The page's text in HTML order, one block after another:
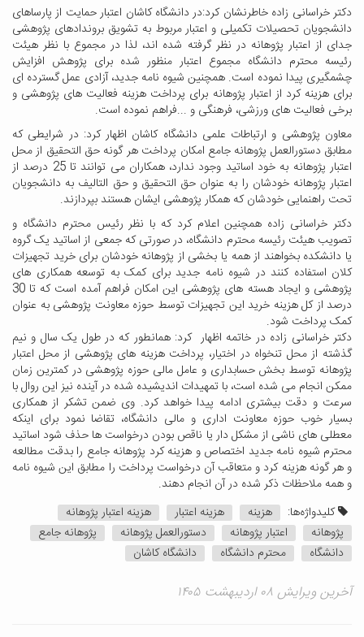
دکتر خراسانی زاده خاطرنشان کرد:در دانشگاه کاشان اعتبار حمایت از پارساهای
دانشجویان تحصیلات تکمیلی و اعتبار مربوط به تشویق بروندادهای پژوهشی
جدای از اعتبار پژوهانه در نظر گرفته شده اند، لذا در مجموع با نظر هیئت
رئیسه محترم دانشگاه مجموع اعتبار منظور شده برای پژوهش افزایش
چشمگیری پیدا نموده است. همچنین شیوه نامه جدید، آزادی عمل گسترده ای
برای هزینه کرد از اعتبار پژوهانه برای پرداخت هزینه فعالیت های پژوهشی و
برخی فعالیت های ورزشی، فرهنگی و ...فراهم نموده است.
معاون پژوهشی و ارتباطات علمی دانشگاه کاشان اظهار کرد: در شرایطی که
مطابق دستورالعمل پژوهانه جامع امکان پرداخت هر گونه حق التحقیق از محل
اعتبار پژوهانه به خود اساتید وجود ندارد، همکاران می توانند تا 25 درصد از
اعتبار پژوهانه خودشان را به عنوان حق التحقیق و حق التالیف به دانشجویان
تحت راهنمایی خودشان که همکار پژوهشی ایشان هستند بپردازند.
دکتر خراسانی زاده همچنین اعلام کرد که با نظر رئیس محترم دانشگاه و
تصویب هیئت رئیسه محترم دانشگاه، در صورتی که جمعی از اساتید یک گروه
یا دانشکده بخواهند از همه یا بخشی از پژوهانه خودشان برای خرید تجهیزات
کلان استفاده کنند در شیوه نامه جدید برای کمک به توسعه همکاری های
پژوهشی و ایجاد هسته های پژوهشی این امکان فراهم آمده است که تا 30
درصد از کل هزینه خرید این تجهیزات توسط حوزه معاونت پژوهشی به عنوان
کمک پرداخت شود.
دکتر خراسانی زاده در خاتمه اظهار کرد: همانطور که در طول یک سال و نیم
گذشته از محل تنخواه در اختیار، پرداخت هزینه های پژوهشی از محل اعتبار
پژوهانه توسط بخش حسابداری و عامل مالی حوزه پژوهشی در کمترین زمان
ممکن انجام می شده است، با تمهیدات اندیشیده شده در آینده نیز این روال با
سرعت و دقت بیشتری ادامه پیدا خواهد کرد. وی ضمن تشکر از همکاری
بسیار خوب حوزه معاونت اداری و مالی دانشگاه، تقاضا نمود برای اینکه
معطلی های ناشی از مشکل دار یا ناقص بودن درخواست ها حذف شود اساتید
محترم شیوه نامه جدید اختصاص و هزینه کرد پژوهانه جامع را بدقت مطالعه
و هر گونه هزینه کرد و متعاقب آن درخواست پرداخت را مطابق این شیوه نامه
و همه ملاحظات ذکر شده در آن انجام دهند.
کلیدواژه‌ها:
هزینه هزینه اعتبار
هزینه اعتبار پژوهانه
پژوهانه
اعتبار پژوهانه دستورالعمل پژوهانه
پژوهانه جامع
دانشگاه
محترم دانشگاه دانشگاه کاشان
آخرین ویرایش ۰۸ اردیبهشت ۱۴۰۵